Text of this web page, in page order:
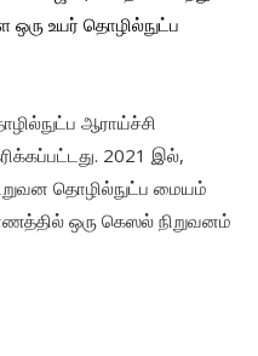
ஒரு உயர் தொழில்நுட்ப
ஆராய்ச்சி
2021 இல்,
தொழில்நுட்ப மையம்
ஒரு கெஸல் நிறுவனம்